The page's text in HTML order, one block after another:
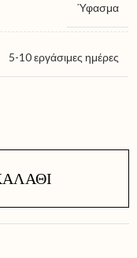
Ύφασμα
5-10 εργάσιμες ημέρες